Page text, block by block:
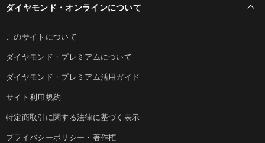
ダイヤモンド・オンラインについて
このサイトについて
ダイヤモンド・プレミアムについて
ダイヤモンド・プレミアム活用ガイド
サイト利用規約
特定商取引に関する法律に基づく表示
プライバシーポリシー・著作権